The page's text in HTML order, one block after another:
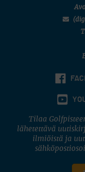
Tilaa
lähetettävä
ilmiöistä ja